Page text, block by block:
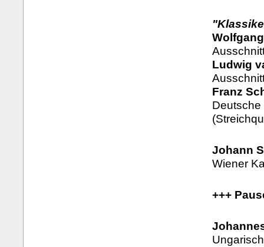
Ludwig
Franz
Johann
Wiener
+++